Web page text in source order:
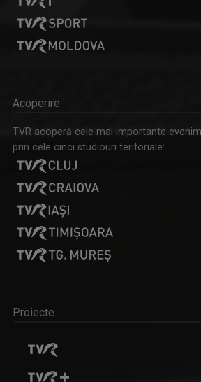
Acoperire
TVR acoperă cele mai importante
prin cele cinci studiouri teritoriale:
Proiecte